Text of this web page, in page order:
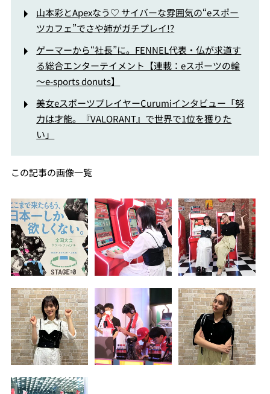
山本彩とApexなう♡ サイバーな雰囲気の“eスポー
ツカフェ”でさや姉がガチプレイ!?
ゲーマーから“社長”に。FENNEL代表・仏が求道す
る総合エンターテイメント【連載：eスポーツの輪
～e-sports donuts】
美女eスポーツプレイヤーCurumiインタビュー「努
力は才能。『VALORANT』で世界で1位を獲りた
い」
この記事の画像一覧